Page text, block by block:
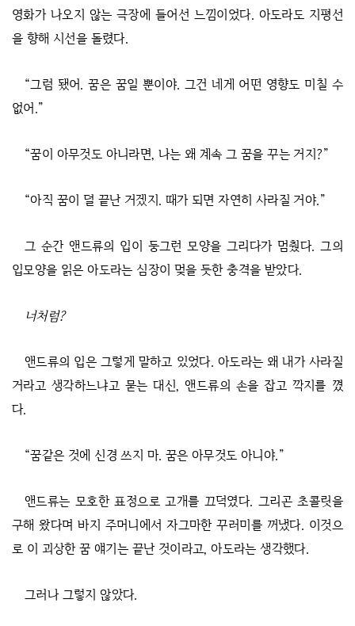
영화가 나오지 않는 극장에 들어선 느낌이었다. 아도라도 지평선
을 향해 시선을 돌렸다.
“그럼 됐어. 꿈은 꿈일 뿐이야. 그건 네게 어떤 영향도 미칠 수
없어.”
“꿈이 아무것도 아니라면, 나는 왜 계속 그 꿈을 꾸는 거지?”
“아직 꿈이 덜 끝난 거겠지. 때가 되면 자연히 사라질 거야.”
그 순간 앤드류의 입이 둥그런 모양을 그리다가 멈췄다. 그의
입모양을 읽은 아도라는 심장이 멎을 듯한 충격을 받았다.
너처럼?
앤드류의 입은 그렇게 말하고 있었다. 아도라는 왜 내가 사라질
거라고 생각하느냐고 묻는 대신, 앤드류의 손을 잡고 깍지를 꼈
다.
“꿈같은 것에 신경 쓰지 마. 꿈은 아무것도 아니야.”
앤드류는 모호한 표정으로 고개를 끄덕였다. 그리곤 초콜릿을
구해 왔다며 바지 주머니에서 자그마한 꾸러미를 꺼냈다. 이것으
로 이 괴상한 꿈 얘기는 끝난 것이라고, 아도라는 생각했다.
그러나 그렇지 않았다.